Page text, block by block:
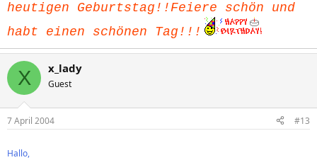
heutigen Geburtstag!!Feiere schön und
habt einen schönen Tag!!!
X x_lady
Guest
7 April 2004 #13
Hallo,